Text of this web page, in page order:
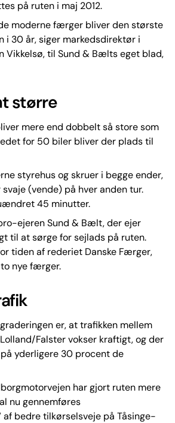
på ruten i maj 2012.
moderne færger bliver den største
i 30 år, siger markedsdirektør i
Vikkelsø, til Sund & Bælts eget blad,
større
mere end dobbelt så store som
for 50 biler bliver der plads til
styrehus og skruer i begge ender,
(vende) på hver anden tur.
45 minutter.
ejeren Sund & Bælt, der ejer
til at sørge for sejlads på ruten.
tiden af rederiet Danske Færger,
nye færger.
er, at trafikken mellem
Falster vokser kraftigt, og der
yderligere 30 procent de
har gjort ruten mere
nu gennemføres
af bedre tilkørselsveje på Tåsinge-